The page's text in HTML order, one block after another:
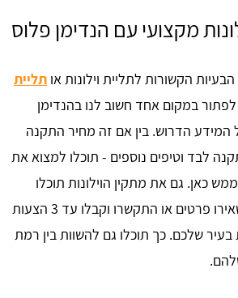
מקצועי עם הנדימן פלוס
הקשורות לתליית וילונות או תליית
לפתור במקום אחד חשוב לנו בהנדימן
הדרוש. בין אם זה מחיר התקנה
לבד וטיפים נוספים - תוכלו למצוא את
כאן. גם את מתקין הוילונות תוכלו
למצוא כאן ועכשיו. השאירו פרטים או התקשרו וקבלו עד 3 הצעות
בעיר שלכם. כך תוכלו גם להשוות בין רמת